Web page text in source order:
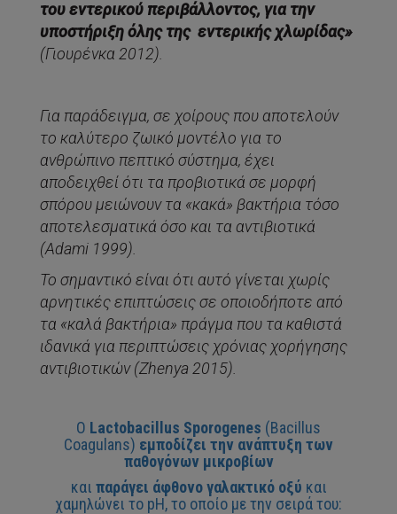
του εντερικού περιβάλλοντος, για την
υποστήριξη όλης της εντερικής χλωρίδας»
(Γιουρένκα 2012).
Για παράδειγμα, σε χοίρους που αποτελούν
το καλύτερο ζωικό μοντέλο για το
ανθρώπινο πεπτικό σύστημα, έχει
αποδειχθεί ότι τα προβιοτικά σε μορφή
σπόρου μειώνουν τα «κακά» βακτήρια τόσο
αποτελεσματικά όσο και τα αντιβιοτικά
(Adami 1999).
Το σημαντικό είναι ότι αυτό γίνεται χωρίς
αρνητικές επιπτώσεις σε οποιοδήποτε από
τα «καλά βακτήρια» πράγμα που τα καθιστά
ιδανικά για περιπτώσεις χρόνιας χορήγησης
αντιβιοτικών (Zhenya 2015).
Ο Lactobacillus Sporogenes (Bacillus
Coagulans) εμποδίζει την ανάπτυξη των
παθογόνων μικροβίων
και παράγει άφθονο γαλακτικό οξύ και
χαμηλώνει το pΗ, το οποίο με την σειρά του: